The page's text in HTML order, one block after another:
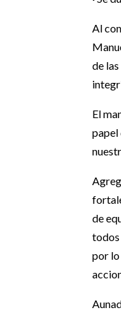
Al
de
El
papel
de
todos
por lo